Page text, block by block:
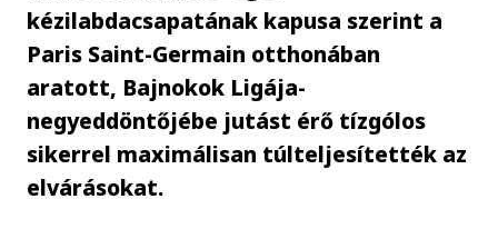
kézilabdacsapatának kapusa szerint a
Paris Saint-Germain otthonában
aratott, Bajnokok Ligája-
negyeddöntőjébe jutást érő tízgólos
sikerrel maximálisan túlteljesítették az
elvárásokat.